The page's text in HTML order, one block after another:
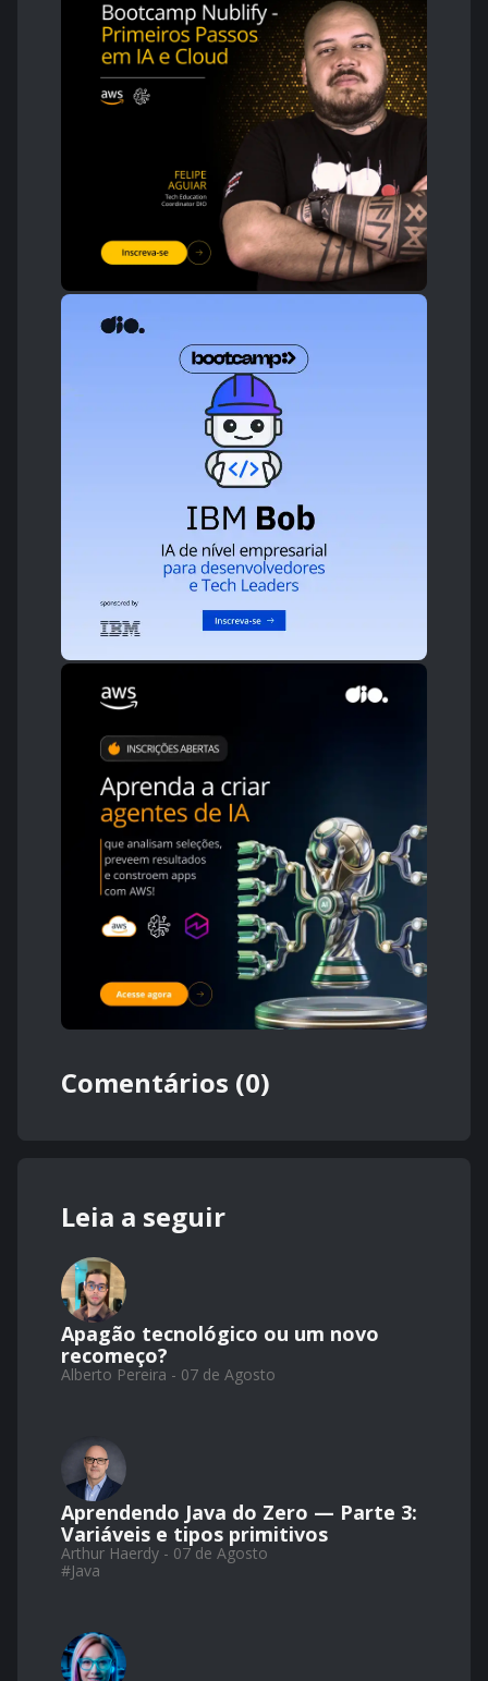
Comentários (0)
Leia a seguir
Apagão tecnológico ou um novo
recomeço?
Alberto Pereira - 07 de Agosto
Aprendendo Java do Zero — Parte 3:
Variáveis e tipos primitivos
Arthur Haerdy - 07 de Agosto
#Java